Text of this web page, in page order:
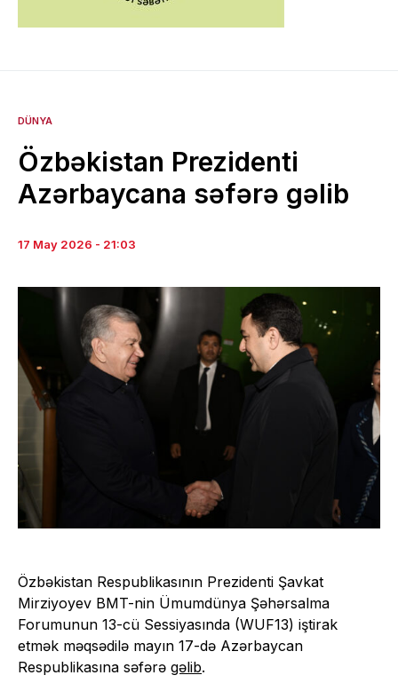
DÜNYA
Özbəkistan Prezidenti
Azərbaycana səfərə gəlib
17 May 2026 - 21:03
Özbəkistan Respublikasının Prezidenti Şavkat
Mirziyoyev BMT-nin Ümumdünya Şəhərsalma
Forumunun 13-cü Sessiyasında (WUF13) iştirak
etmək məqsədilə mayın 17-də Azərbaycan
Respublikasına səfərə gəlib.